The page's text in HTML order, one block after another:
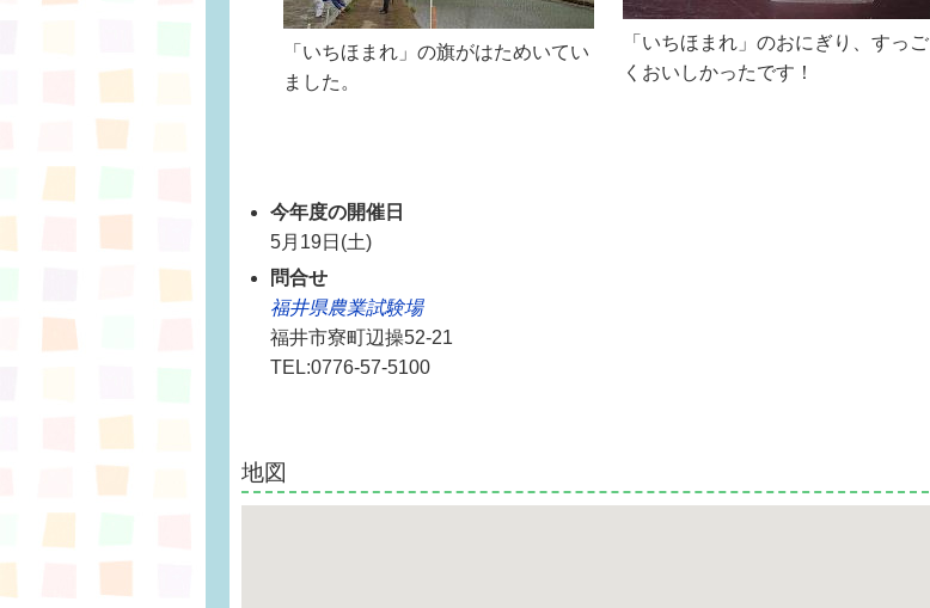
「いちほまれ」の旗がはためいてい
ました。
「いちほまれ」のおにぎり、すっご
くおいしかったです！
今年度の開催日
5月19日(土)
問合せ
福井県農業試験場
福井市寮町辺操52-21
TEL:0776-57-5100
地図